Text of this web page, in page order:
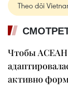
Theo dõi
Чтобы АСЕАН
активно